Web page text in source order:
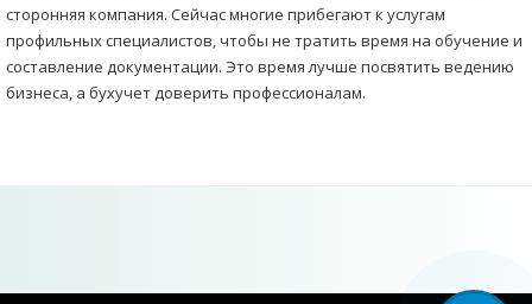
сторонняя компания. Сейчас многие прибегают к услугам
профильных специалистов, чтобы не тратить время на обучение и
составление документации. Это время лучше посвятить ведению
бизнеса, а бухучет доверить профессионалам.